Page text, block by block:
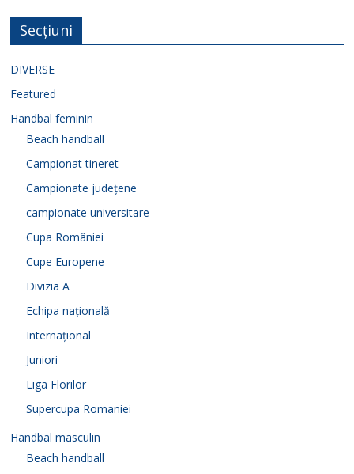
Secțiuni
DIVERSE
Featured
Handbal feminin
Beach handball
Campionat tineret
Campionate județene
campionate universitare
Cupa României
Cupe Europene
Divizia A
Echipa națională
Internațional
Juniori
Liga Florilor
Supercupa Romaniei
Handbal masculin
Beach handball